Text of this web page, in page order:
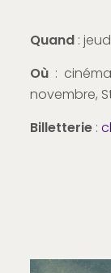
Quand:
Où: cinéma
novembre,
Billetterie: